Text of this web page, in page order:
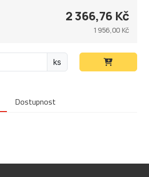
1 956,00 Kč
2 366,76 Kč
ks
Dostupnost